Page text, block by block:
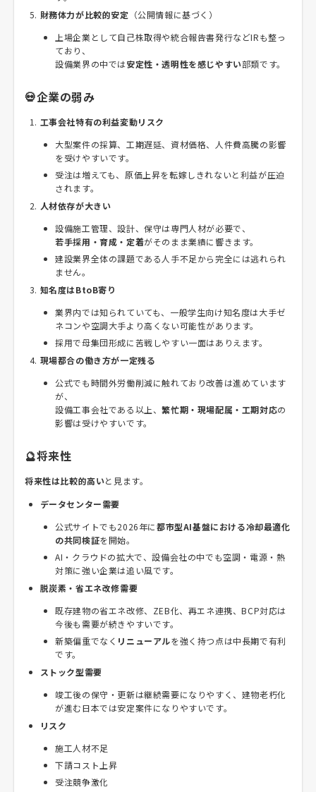
財務体力が比較的安定 （公開情報に基づく）
上場企業として自己株取得や統合報告書発行などIRも整っ
ており、
設備業界の中では安定性・透明性を感じやすい部類です。
💀企業の弱み
工事会社特有の利益変動リスク
大型案件の採算、工期遅延、資材価格、人件費高騰の影響
を受けやすいです。
受注は増えても、原価上昇を転嫁しきれないと利益が圧迫
されます。
人材依存が大きい
設備施工管理、設計、保守は専門人材が必要で、
若手採用・育成・定着がそのまま業績に響きます。
建設業界全体の課題である人手不足から完全には逃れられ
ません。
知名度はBtoB寄り
業界内では知られていても、一般学生向け知名度は大手ゼ
ネコンや空調大手より高くない可能性があります。
採用で母集団形成に苦戦しやすい一面はありえます。
現場都合の働き方が一定残る
公式でも時間外労働削減に触れており改善は進めています
が、
設備工事会社である以上、繁忙期・現場配属・工期対応の
影響は受けやすいです。
🔮将来性
将来性は比較的高いと見ます。
データセンター需要
公式サイトでも2026年に都市型AI基盤における冷却最適化
の共同検証を開始。
AI・クラウドの拡大で、設備会社の中でも空調・電源・熱
対策に強い企業は追い風です。
脱炭素・省エネ改修需要
既存建物の省エネ改修、ZEB化、再エネ連携、BCP対応は
今後も需要が続きやすいです。
新築偏重でなく リニューアルを強く持つ点は中長期で有利
です。
ストック型需要
竣工後の保守・更新は継続需要になりやすく、建物老朽化
が進む日本では安定案件になりやすいです。
リスク
施工人材不足
下請コスト上昇
受注競争激化